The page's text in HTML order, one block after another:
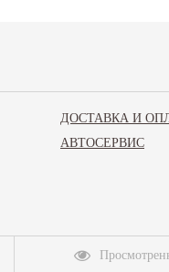
ДОСТАВКА И
АВТОСЕРВИС